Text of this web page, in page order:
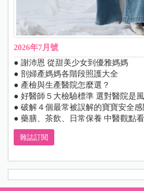
2026年7月號
● 謝沛恩 從甜美少女到優雅媽媽
● 剖婦產媽媽各階段照護大全
● 產檢與生產醫院怎麼選？
● 好醫師５大檢驗標準 選對醫院是
● 破解４個最常被誤解的寶寶安全感
● 藥膳、茶飲、日常保養 中醫觀點
雜誌訂閱